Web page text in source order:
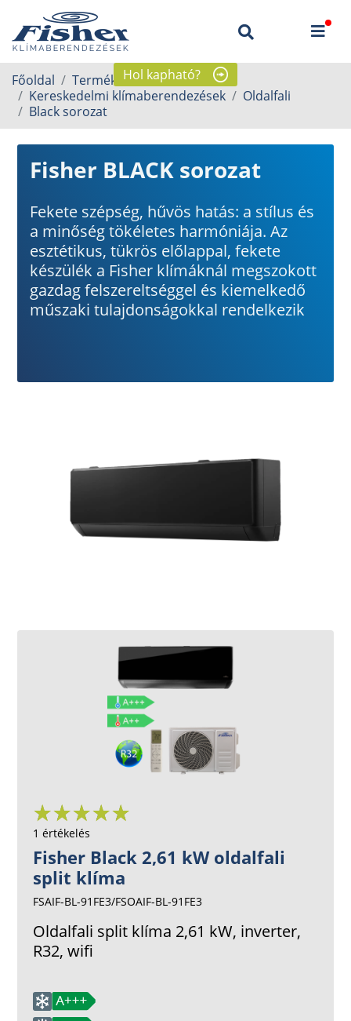
Hol kapható?
Főoldal
Termékek
Kereskedelmi klímaberendezések
Oldalfali
Black sorozat
Fisher BLACK sorozat
Fekete szépség, hűvös hatás: a stílus és
a minőség tökéletes harmóniája. Az
esztétikus, tükrös előlappal, fekete
készülék a Fisher klímáknál megszokott
gazdag felszereltséggel és kiemelkedő
műszaki tulajdonságokkal rendelkezik
1 értékelés
Fisher Black 2,61 kW oldalfali
split klíma
FSAIF-BL-91FE3/FSOAIF-BL-91FE3
Oldalfali split klíma 2,61 kW, inverter,
R32, wifi